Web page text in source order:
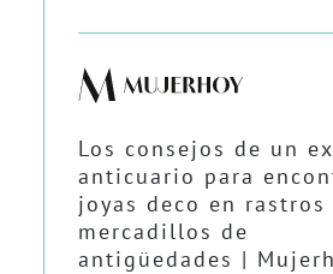
Los consejos de un
anticuario para
joyas deco en rastros
mercadillos de
antigüedades |